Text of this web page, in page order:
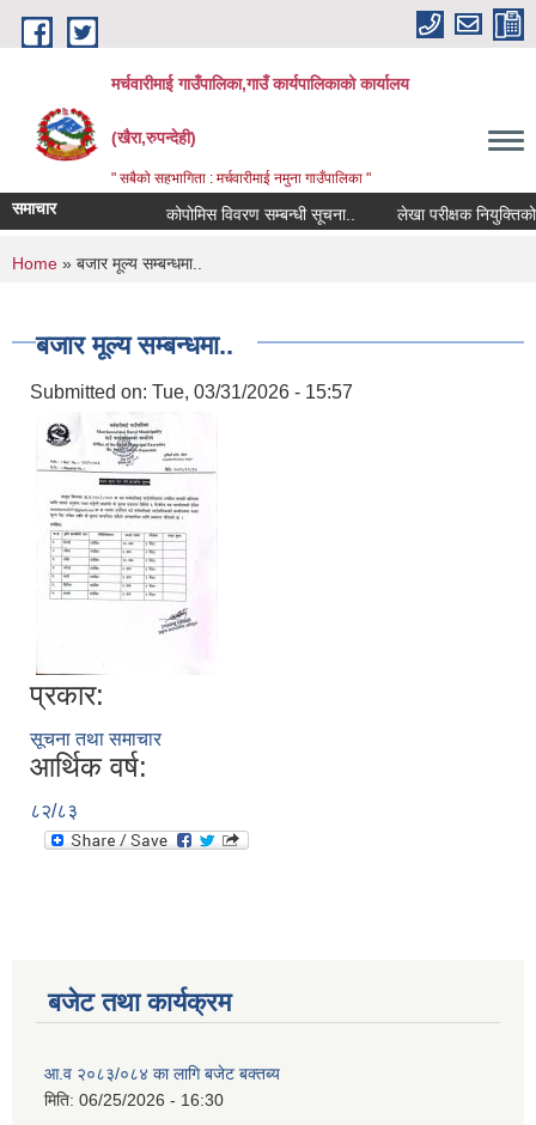
Skip to main content
मर्चवारीमाई गाउँपालिका,गाउँ कार्यपालिकाको कार्यालय
(खैरा,रुपन्देही)
" सबैको सहभागिता : मर्चवारीमाई नमुना गाउँपालिका "
समाचार कोपोमिस विवरण सम्बन्धी सूचना.. लेखा परीक्षक नियुक्तिको
You are here
Home » बजार मूल्य सम्बन्धमा..
बजार मूल्य सम्बन्धमा..
Submitted on: Tue, 03/31/2026 - 15:57
प्रकार:
सूचना तथा समाचार
आर्थिक वर्ष:
८२/८३
बजेट तथा कार्यक्रम
आ.व २०८३/०८४ का लागि बजेट बक्तब्य
मिति: 06/25/2026 - 16:30